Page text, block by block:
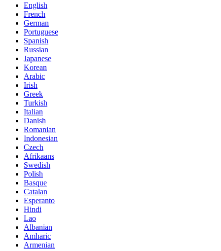
English
French
German
Portuguese
Spanish
Russian
Japanese
Korean
Arabic
Irish
Greek
Turkish
Italian
Danish
Romanian
Indonesian
Czech
Afrikaans
Swedish
Polish
Basque
Catalan
Esperanto
Hindi
Lao
Albanian
Amharic
Armenian